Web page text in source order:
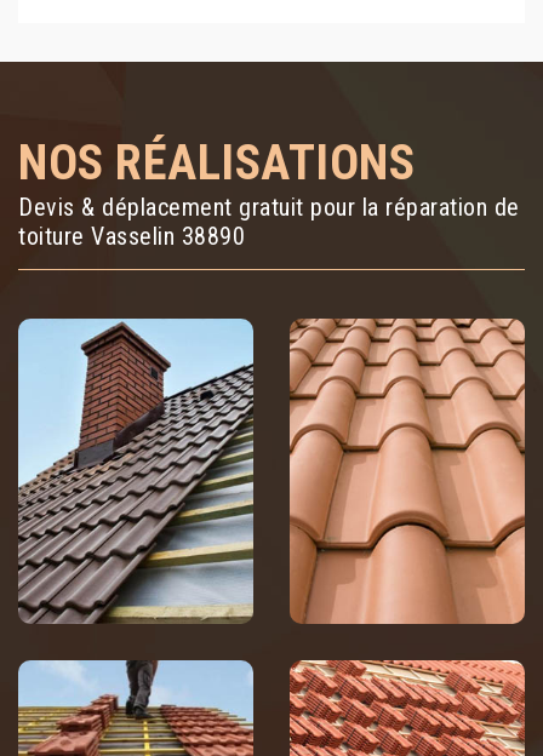
NOS RÉALISATIONS
Devis & déplacement gratuit pour la réparation de
toiture Vasselin 38890